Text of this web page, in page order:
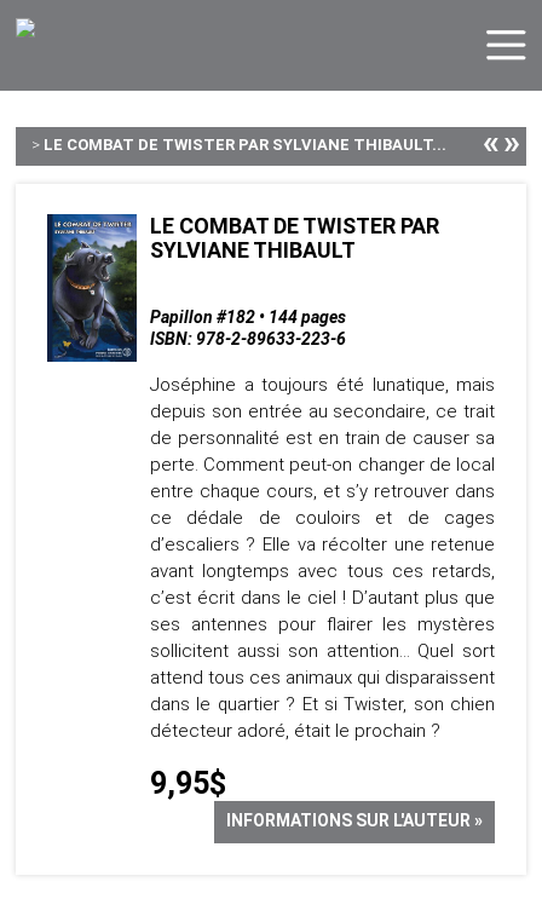
> LE COMBAT DE TWISTER PAR SYLVIANE THIBAULT... «»
LE COMBAT DE TWISTER PAR
SYLVIANE THIBAULT
Papillon #182 • 144 pages
ISBN: 978-2-89633-223-6
Joséphine a toujours été lunatique, mais
depuis son entrée au secondaire, ce trait
de personnalité est en train de causer sa
perte. Comment peut-on changer de local
entre chaque cours, et s’y retrouver dans
ce dédale de couloirs et de cages
d’escaliers ? Elle va récolter une retenue
avant longtemps avec tous ces retards,
c’est écrit dans le ciel ! D’autant plus que
ses antennes pour flairer les mystères
sollicitent aussi son attention… Quel sort
attend tous ces animaux qui disparaissent
dans le quartier ? Et si Twister, son chien
détecteur adoré, était le prochain ?
9,95$
INFORMATIONS SUR L'AUTEUR »